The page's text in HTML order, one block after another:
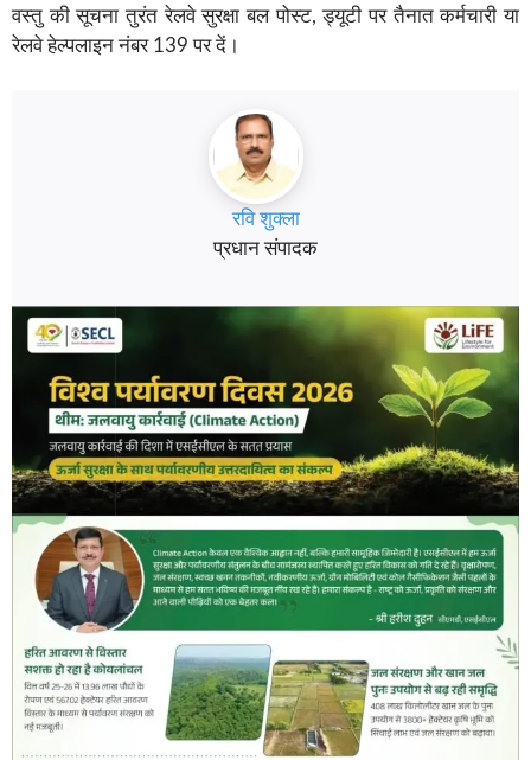
वस्तु की सूचना तुरंत रेलवे सुरक्षा बल पोस्ट, ड्यूटी पर तैनात कर्मचारी या
रेलवे हेल्पलाइन नंबर 139 पर दें।
रवि शुक्ला
प्रधान संपादक